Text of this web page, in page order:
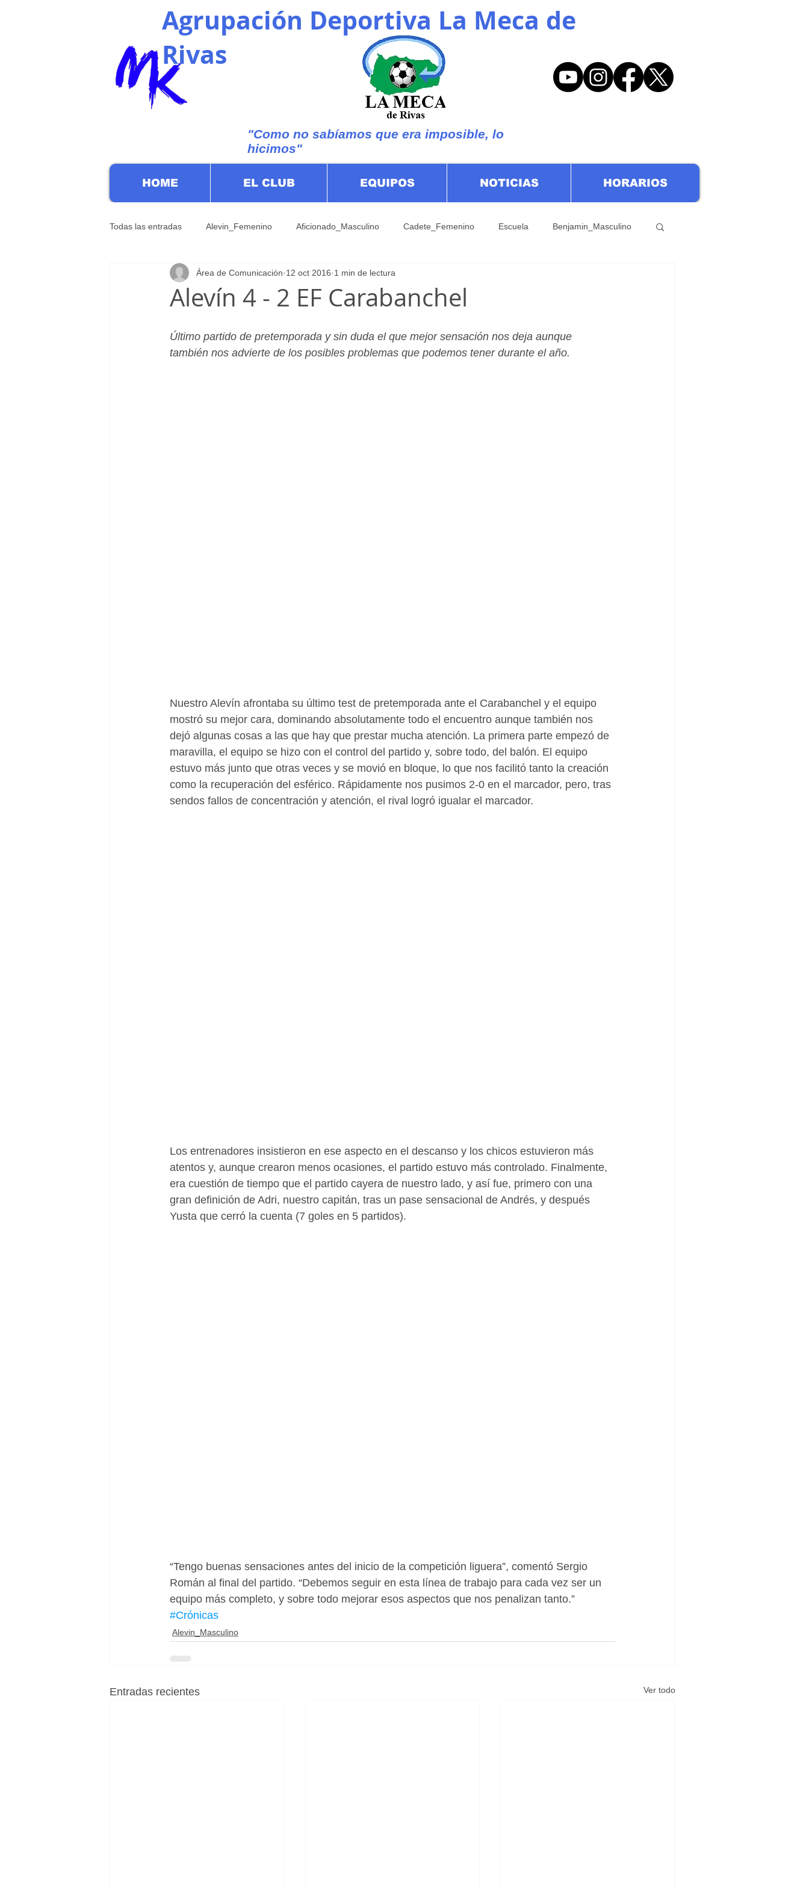
Agrupación Deportiva La Meca de
Rivas
"Como no sabíamos que era imposible, lo
hicimos"
HOME EL CLUB EQUIPOS NOTICIAS HORARIOS
Todas las entradas Alevin_Femenino Aficionado_Masculino Cadete_Femenino Escuela Benjamin_Masculino
Infantil_Femenino Patrocinadores Juvenil_Femenino
Alevín 4 - 2 EF Carabanchel
Área de Comunicación 12 oct 2016 1 min de lectura
Último partido de pretemporada y sin duda el que mejor sensación nos deja aunque
también nos advierte de los posibles problemas que podemos tener durante el año.
Nuestro Alevín afrontaba su último test de pretemporada ante el Carabanchel y el equipo
mostró su mejor cara, dominando absolutamente todo el encuentro aunque también nos
dejó algunas cosas a las que hay que prestar mucha atención. La primera parte empezó de
maravilla, el equipo se hizo con el control del partido y, sobre todo, del balón. El equipo
estuvo más junto que otras veces y se movió en bloque, lo que nos facilitó tanto la creación
como la recuperación del esférico. Rápidamente nos pusimos 2-0 en el marcador, pero, tras
sendos fallos de concentración y atención, el rival logró igualar el marcador.
Los entrenadores insistieron en ese aspecto en el descanso y los chicos estuvieron más
atentos y, aunque crearon menos ocasiones, el partido estuvo más controlado. Finalmente,
era cuestión de tiempo que el partido cayera de nuestro lado, y así fue, primero con una
gran definición de Adri, nuestro capitán, tras un pase sensacional de Andrés, y después
Yusta que cerró la cuenta (7 goles en 5 partidos).
“Tengo buenas sensaciones antes del inicio de la competición liguera”, comentó Sergio
Román al final del partido. “Debemos seguir en esta línea de trabajo para cada vez ser un
equipo más completo, y sobre todo mejorar esos aspectos que nos penalizan tanto.”
#Crónicas
Alevin_Masculino
Entradas recientes Ver todo